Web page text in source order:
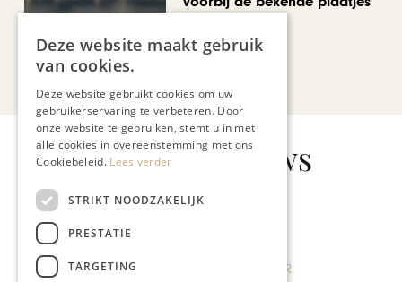
Bekijk alle artikelen
Gerelateerd nieuws
KUNST & CULTUUR
Deze website maakt gebruik
van cookies.
Deze website gebruikt cookies om uw
gebruikerservaring te verbeteren. Door
onze website te gebruiken, stemt u in met
alle cookies in overeenstemming met ons
Cookiebeleid. Lees verder
STRIKT NOODZAKELIJK
PRESTATIE
TARGETING